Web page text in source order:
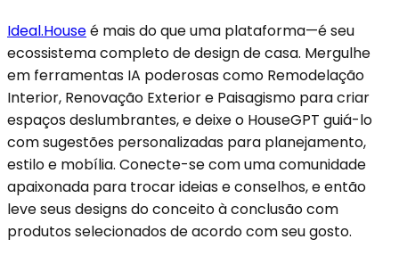
Ideal.Houseé mais do que uma plataforma—é seu
ecossistema completo de design de casa. Mergulhe
em ferramentas IA poderosas como Remodelação
Interior, Renovação Exterior e Paisagismo para criar
espaços deslumbrantes, e deixe o HouseGPT guiá-lo
com sugestões personalizadas para planejamento,
estilo e mobília. Conecte-se com uma comunidade
apaixonada para trocar ideias e conselhos, e então
leve seus designs do conceito à conclusão com
produtos selecionados de acordo com seu gosto.